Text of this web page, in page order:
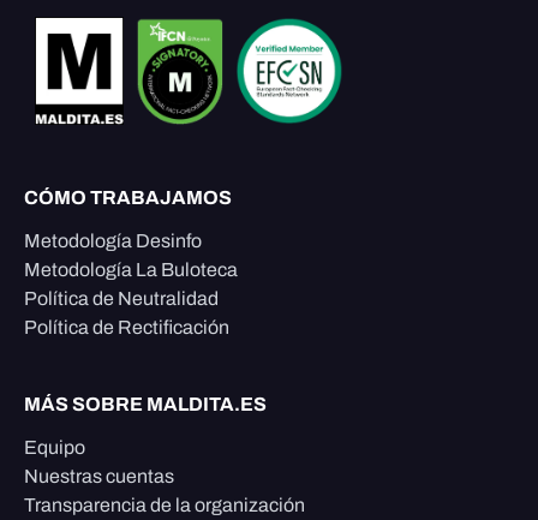
CÓMO TRABAJAMOS
Metodología Desinfo
Metodología La Buloteca
Política de Neutralidad
Política de Rectificación
MÁS SOBRE MALDITA.ES
Equipo
Nuestras cuentas
Transparencia de la organización